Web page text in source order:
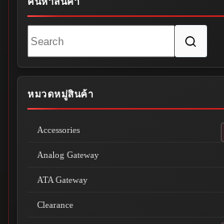
results
หมวดหมู่สินค้า
Accessories
Analog Gateway
ATA Gateway
Clearance